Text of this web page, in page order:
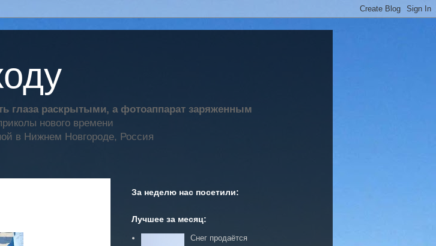
глаза раскрытыми, а фотоаппарат заряженным
нового времени
в Нижнем Новгороде, Россия
За неделю нас посетили:
Лучшее за месяц:
Снег продаётся